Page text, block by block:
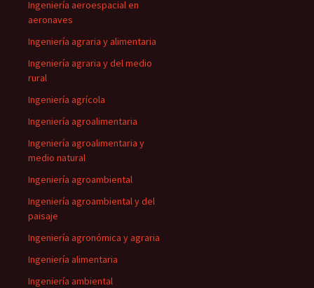
Ingeniería aeroespacial en
aeronaves
Ingeniería agraria y alimentaria
Ingeniería agraria y del medio
rural
Ingeniería agrícola
Ingeniería agroalimentaria
Ingeniería agroalimentaria y
medio natural
Ingeniería agroambiental
Ingeniería agroambiental y del
paisaje
Ingeniería agronómica y agraria
Ingeniería alimentaria
Ingeniería ambiental